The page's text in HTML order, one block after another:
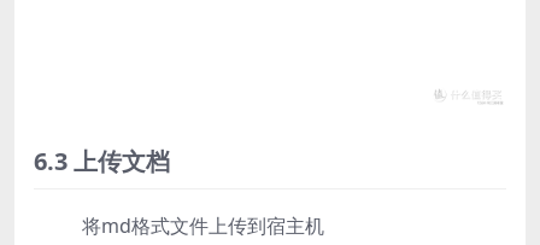
6.3 上传文档
将md格式文件上传到宿主机